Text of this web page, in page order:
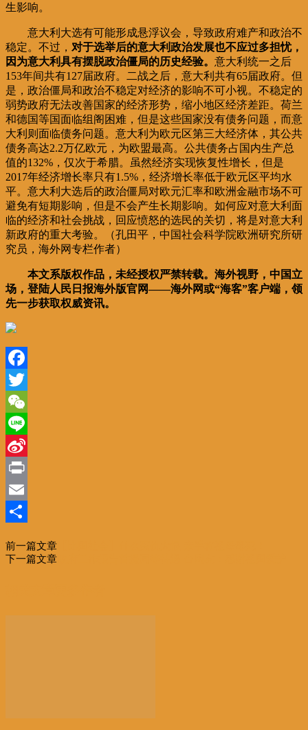
生影响。
意大利大选有可能形成悬浮议会，导致政府难产和政治不
稳定。不过， 对于选举后的意大利政治发展也不应过多担忧，
因为意大利具有摆脱政治僵局的历史经验。 意大利统一之后
153年间共有127届政府。二战之后，意大利共有65届政府。但
是，政治僵局和政治不稳定对经济的影响不可小视。不稳定的
弱势政府无法改善国家的经济形势，缩小地区经济差距。荷兰
和德国等国面临组阁困难，但是这些国家没有债务问题，而意
大利则面临债务问题。意大利为欧元区第三大经济体，其公共
债务高达2.2万亿欧元，为欧盟最高。公共债务占国内生产总
值的132%，仅次于希腊。虽然经济实现恢复性增长，但是
2017年经济增长率只有1.5%，经济增长率低于欧元区平均水
平。意大利大选后的政治僵局对欧元汇率和欧洲金融市场不可
避免有短期影响，但是不会产生长期影响。如何应对意大利面
临的经济和社会挑战，回应愤怒的选民的关切，将是对意大利
新政府的重大考验。（孔田平，中国社会科学院欧洲研究所研
究员，海外网专栏作者）
本文系版权作品，未经授权严禁转载。海外视野，中国立
场，登陆人民日报海外版官网——海外网或“海客”客户端，领
先一步获取权威资讯。
Facebook
Twitter
WeChat
Line
Sina
Weibo
Print
Email
享
前一篇文章
下一篇文章